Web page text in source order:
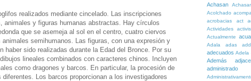
realizados mediante cincelado. Las inscripciones
animales y figuras humanas abstractas. Hay círculos
que se asemeja al sol en el centro, cuatro ciervos
semihumanos. Las figuras, con una expresión y
haber sido realizadas durante la Edad del Bronce. Por su
lineales combinados con caracteres chinos. Incluyen
como dragones y barcos. En particular, la procesión de
Los barcos proporcionan a los investigadores
Achasan
Acolchado acompa
acrobacias
act
Actividades
Actualmente
Adala adas add
adecuados Adela
Además
administrado